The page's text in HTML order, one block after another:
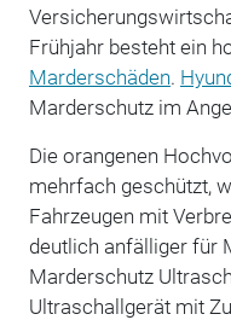
Frühjahr besteht ein
Marderschäden.
Marderschutz im
Die orangenen
mehrfach geschützt,
Fahrzeugen mit
deutlich anfälliger für
Marderschutz
Ultraschallgerät mit